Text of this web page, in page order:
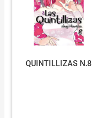
QUINTILLIZAS N.8